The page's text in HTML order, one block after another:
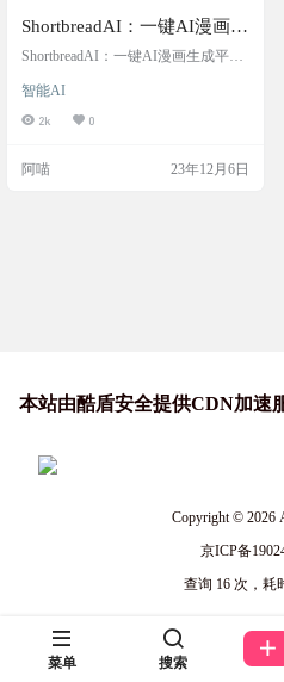
ShortbreadAI：一键AI漫画生
成平台
ShortbreadAI：一键AI漫画生成平台
可，Shortbread 便能快速地将其转化
为一个完整的漫画页面。生成完毕
部表情和相机角度等。 还可以自定
智能AI
2k 0
阿喵 23年12月6日
本站由酷盾安全提供CDN加速
Copyright © 2026
京ICP备
查询 16 次，耗
菜单 搜索